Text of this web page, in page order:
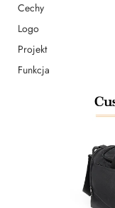
Cechy
Logo
Projekt
Funkcja